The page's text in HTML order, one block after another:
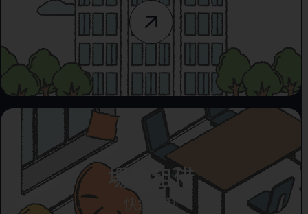
場地租借
快速便利